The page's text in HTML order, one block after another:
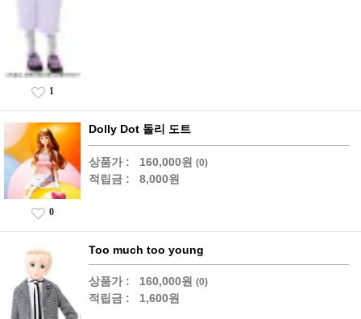
1
Dolly Dot 돌리 도트
상품가 : 160,000원 (0)
적립금 : 8,000원
0
Too much too young
상품가 : 160,000원 (0)
적립금 : 1,600원